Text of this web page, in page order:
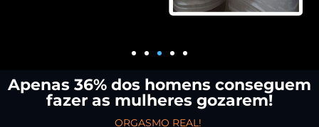
Apenas 36% dos homens conseguem
fazer as mulheres gozarem!
ORGASMO REAL!